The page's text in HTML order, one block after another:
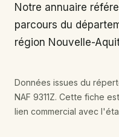
Notre annuaire
parcours du
région Nouvelle-
Données issues du
NAF 9311Z. Cette fiche
lien commercial avec